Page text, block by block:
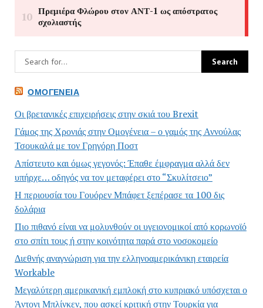
ΟΜΟΓΈΝΕΙΑ
Οι βρετανικές επιχειρήσεις στην σκιά του Brexit
Γάμος της Χρονιάς στην Ομογένεια – ο γαμός της Αννούλας
Τσουκαλά με τον Γρηγόρη Ποστ
Απίστευτο και όμως γεγονός: Έπαθε έμφραγμα αλλά δεν
υπήρχε… οδηγός να τον μεταφέρει στο “Σκυλίτσειο”
Η περιουσία του Γουόρεν Μπάφετ ξεπέρασε τα 100 δις
δολάρια
Πιο πιθανό είναι να μολυνθούν οι υγειονομικοί από κορωνοϊό
στο σπίτι τους ή στην κοινότητα παρά στο νοσοκομείο
Διεθνής αναγνώριση για την ελληνοαμερικάνικη εταιρεία
Workable
Μεγαλύτερη αμερικανική εμπλοκή στο κυπριακό υπόσχεται ο
Άντονι Μπλίνκεν, που ασκεί κριτική στην Τουρκία για